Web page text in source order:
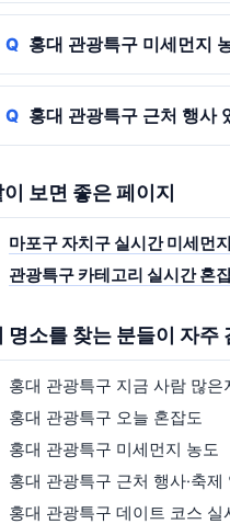
홍대 관광특구 미세먼지
홍대 관광특구 근처 행사
이 보면 좋은 페이지
마포구 자치구 실시간 미세먼
관광특구 카테고리 실시간 혼
명소를 찾는 분들이 자주
홍대 관광특구 지금 사람 많은
홍대 관광특구 오늘 혼잡도
홍대 관광특구 미세먼지 농도
홍대 관광특구 근처 행사·축제
홍대 관광특구 데이트 코스 실